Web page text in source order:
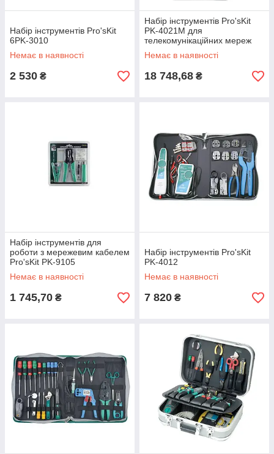
Набір інструментів Pro'sKit
6PK-3010
Немає в наявності
2 530 ₴
Набір інструментів Pro'sKit
PK-4021M для
телекомунікаційних мереж
Немає в наявності
18 748,68 ₴
Набір інструментів для
роботи з мережевим кабелем
Pro'sKit PK-9105
Немає в наявності
1 745,70 ₴
Набір інструментів Pro'sKit
PK-4012
Немає в наявності
7 820 ₴